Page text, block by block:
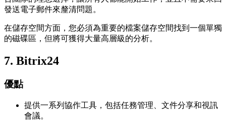
發送電子郵件來釐清問題。
在儲存空間方面，您必須為重要的檔案儲存空間找到一個單獨
的磁碟區，但將可獲得大量高層級的分析。
7. Bitrix24
優點
提供一系列協作工具，包括任務管理、文件分享和視訊
會議。